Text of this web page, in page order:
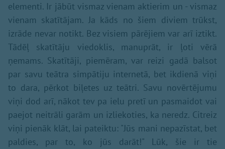
elementi. Ir jābūt vismaz vienam aktierim un - vismaz
vienam skatītājam. Ja kāds no šiem diviem trūkst,
izrāde nevar notikt. Bez visiem pārējiem var arī iztikt.
Tādēļ skatītāju viedoklis, manuprāt, ir ļoti vērā
ņemams. Skatītāji, piemēram, var reizi gadā balsot
par savu teātra simpātiju internetā, bet ikdienā viņi
to dara, pērkot biļetes uz teātri. Savu novērtējumu
viņi dod arī, nākot tev pa ielu pretī un pasmaidot vai
paejot neitrāli garām un izliekoties, ka neredz. Citreiz
viņi pienāk klāt, lai pateiktu: "Jūs mani nepazīstat, bet
paldies, par to, ko jūs darāt!" Lūk, šie ir tie